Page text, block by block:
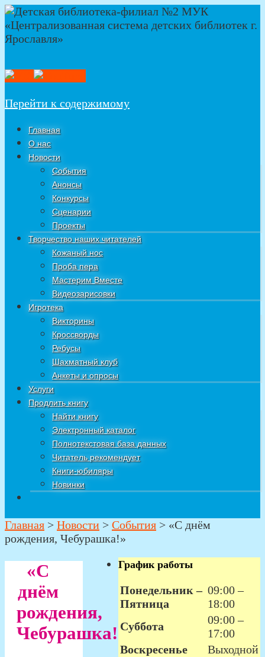
Перейти к содержимому
Главная
О нас
Новости
События
Анонсы
Конкурсы
Сценарии
Проекты
Творчество наших читателей
Кожаный нос
Проба пера
Мастерим Вместе
Видеозарисовки
Игротека
Викторины
Кроссворды
Ребусы
Шахматный клуб
Анкеты и опросы
Услуги
Продлить книгу
Найти книгу
Электронный каталог
Полнотекстовая база данных
Читатель рекомендует
Книги-юбиляры
Новинки
Главная > Новости > События > «С днём
рождения, Чебурашка!»
«С
днём
рождения,
Чебурашка!»
График работы
Понедельник –
Пятница
09:00 –
18:00
Суббота
09:00 –
17:00
Воскресенье
Выходной